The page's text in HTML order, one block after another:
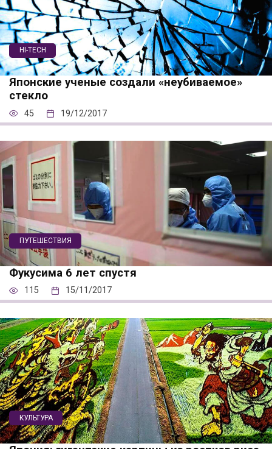
HI-TECH
Японские ученые создали «неубиваемое»
стекло
45 19/12/2017
ПУТЕШЕСТВИЯ
Фукусима 6 лет спустя
115 15/11/2017
КУЛЬТУРА